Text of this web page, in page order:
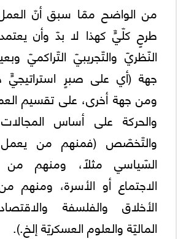
من الواضح ممّا سبق أنّ
طرحٍ كلّيٍّ كهذا لا بدّ وأن
النّظريّ والتّجريبيّ التّراكميّ
جهة (أي على صبرٍ استراتيجيٍّ
ومن جهة أخرى، على تقسيم
والحركة على أساس
والتّخصّص (فمنهم من يعمل
السّياسي مثلاً، ومنهم
الاجتماع أو الأسرة، ومنهم
الأخلاق والفلسفة
الماليّة والعلوم العسكريّة إلخ.).